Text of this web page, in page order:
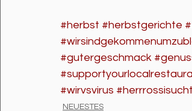
#herbst #herbstgerichte
#gutergeschmack
#wirvsvirus
NEUESTES